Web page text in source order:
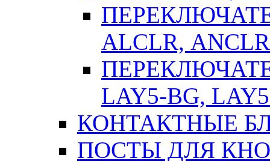
АLСLR, АNСLR
LAY5-BG,
КОНТАКТНЫЕ
ПОСТЫ ДЛЯ